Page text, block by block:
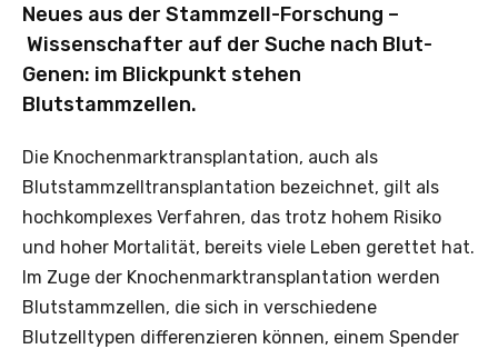
Neues aus der Stammzell-Forschung –
Wissenschafter auf der Suche nach Blut-
Genen: im Blickpunkt stehen
Blutstammzellen.
Die Knochenmarktransplantation, auch als
Blutstammzelltransplantation bezeichnet, gilt als
hochkomplexes Verfahren, das trotz hohem Risiko
und hoher Mortalität, bereits viele Leben gerettet hat.
Im Zuge der Knochenmarktransplantation werden
Blutstammzellen, die sich in verschiedene
Blutzelltypen differenzieren können, einem Spender